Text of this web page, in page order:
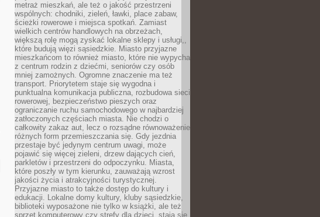
metraż mieszkań, ale też o jakość przestrzeni
wspólnych: chodniki, zieleń, ławki, place zabaw,
ścieżki rowerowe i miejsca spotkań. Zamiast
wielkich centrów handlowych na obrzeżach,
większą rolę mogą zyskać lokalne sklepy i usługi,,
które budują więzi sąsiedzkie. Miasto przyjazne
mieszkańcom to również miasto, które nie wypycha
z centrum rodzin z dziećmi, seniorów czy osób
mniej zamożnych. Ogromne znaczenie ma też
transport. Priorytetem staje się wygodna i
punktualna komunikacja publiczna, rozbudowa sieci
rowerowej, bezpieczeństwo pieszych oraz
ograniczanie ruchu samochodowego w najbardziej
zatłoczonych częściach miasta. Nie chodzi o
całkowity zakaz aut, lecz o rozsądne równoważenie
różnych form przemieszczania się. Gdy jezdnia
przestaje być jedynym centrum uwagi, może
pojawić się więcej zieleni, drzew dających cień,
parkletów i przestrzeni do odpoczynku. Miasta,
które poszły w tym kierunku, zauważają wzrost
jakości życia i atrakcyjności turystycznej.
Przyjazne miasto to także dostęp do kultury i
edukacji. Lokalne domy kultury, kluby sąsiedzkie,
biblioteki wyposażone nie tylko w książki, ale też
sprzęt komputerowy czy strefy dla dzieci, stają się